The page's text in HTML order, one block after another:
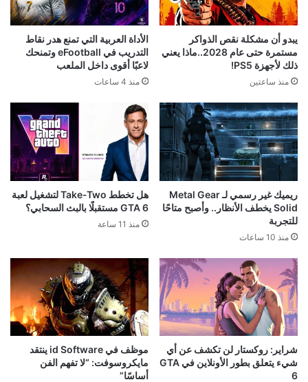
يبدو أن مشكلة نقص الذواكر
مستمرة حتى عام 2028..ماذا يعني
ذلك لأجهزة PS5!
منذ ساعتين
الأداة العربية التي تمنع هدر نقاط
التدريب في eFootball وتمنحك
لاعبًا أقوى داخل الملعب
منذ 4 ساعات
ريميك غير رسمي لـ Metal Gear
Solid يخطف الأنظار.. وأصبح متاحًا
للتجربة
منذ 10 ساعات
هل تخطط Take-Two لتشغيل لعبة
GTA 6 مستقبلًا بالبث السحابي؟
منذ 11 ساعة
شراير: روكستار لن تكشف عن أي
شيء يتعلق بطور الأونلاين في GTA
6
موظف في id Software ينتقد
مايكروسوفت: “لا تفهم الفن
أساسًا”